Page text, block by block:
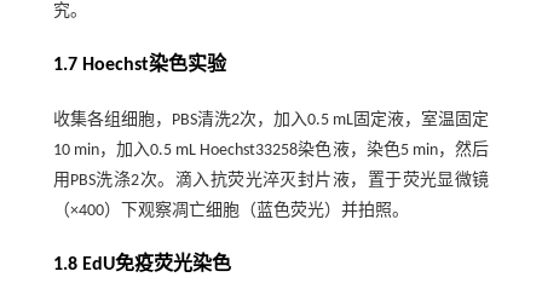
究。
1.7 Hoechst染色实验
收集各组细胞，PBS清洗2次，加入0.5 mL固定液，室温固定
10 min，加入0.5 mL Hoechst33258染色液，染色5 min，然后
用PBS洗涤2次。滴入抗荧光淬灭封片液，置于荧光显微镜
（×400）下观察凋亡细胞（蓝色荧光）并拍照。
1.8 EdU免疫荧光染色